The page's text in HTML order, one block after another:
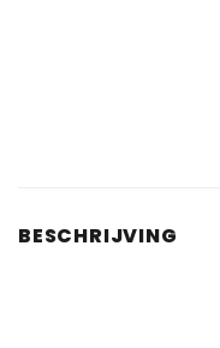
BESCHRIJVING